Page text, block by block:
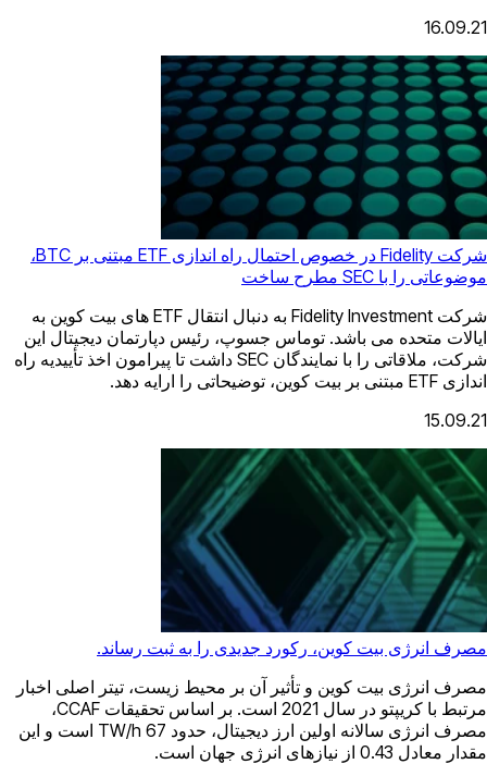
16.09.21
شرکت Fidelity در خصوص احتمال راه اندازی ETF مبتنی بر BTC،
موضوعاتی را با SEC مطرح ساخت
شرکت Fidelity Investment به دنبال انتقال ETF های بیت کوین به
ایالات متحده می باشد. توماس جسوپ، رئیس دپارتمان دیجیتال این
شرکت، ملاقاتی را با نمایندگان SEC داشت تا پیرامون اخذ تأییدیه راه
اندازی ETF مبتنی بر بیت کوین، توضیحاتی را ارایه دهد.
15.09.21
مصرف انرژی بیت کوین، رکورد جدیدی را به ثبت رساند.
مصرف انرژی بیت کوین و تأثیر آن بر محیط زیست، تیتر اصلی اخبار
مرتبط با کریپتو در سال 2021 است. بر اساس تحقیقات CCAF،
مصرف انرژی سالانه اولین ارز دیجیتال، حدود TW/h 67 است و این
مقدار معادل 0.43 از نیازهای انرژی جهان است.